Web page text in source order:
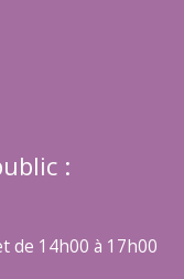
:
de 14h00 à 17h00